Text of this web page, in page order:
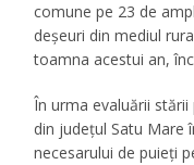
comune pe 23 de
deșeuri din mediul
toamna acestui an,
În urma evaluării
din județul Satu Mare
necesarului de puieți